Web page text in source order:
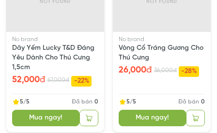
No brand
Dây Yếm Lucky T&D Đáng
Yêu Dành Cho Thú Cưng
1,5cm
52,000đ 67,000đ -22%
5/5 Đã bán 0
Mua ngay!
No brand
Vòng Cổ Tráng Gương Cho
Thú Cưng
26,000đ 36,000đ -28%
5/5 Đã bán 0
Mua ngay!